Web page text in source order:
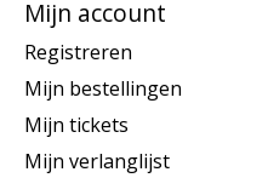
Mijn account
Registreren
Mijn bestellingen
Mijn tickets
Mijn verlanglijst